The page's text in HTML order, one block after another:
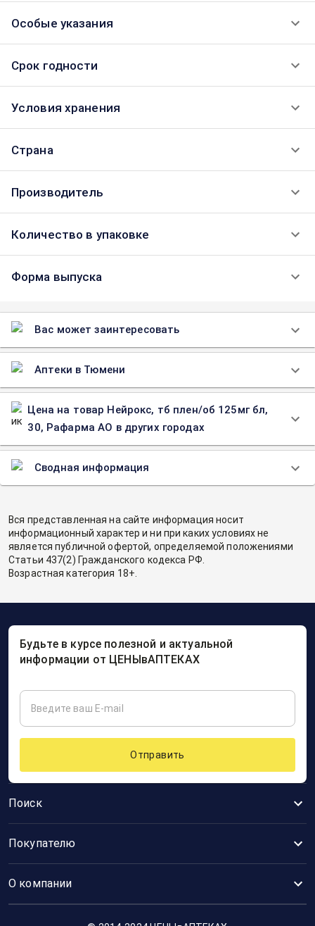
Особые указания
Срок годности
Условия хранения
Страна
Производитель
Количество в упаковке
Форма выпуска
Вас может заинтересовать
Аптеки в Тюмени
Цена на товар Нейрокс, тб плен/об 125мг бл,
30, Рафарма АО в других городах
Сводная информация
Вся представленная на сайте информация носит
информационный характер и ни при каких условиях не
является публичной офертой, определяемой положениями
Статьи 437(2) Гражданского кодекса РФ.
Возрастная категория 18+.
Поиск
Покупателю
О компании
Будьте в курсе полезной и актуальной
информации от ЦЕНЫвАПТЕКАХ
Отправить